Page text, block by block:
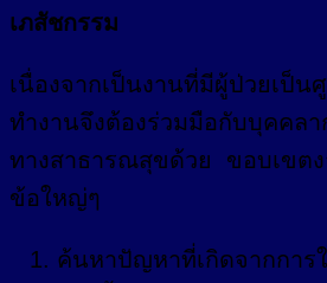
เภสัชกรรม
เนื่องจากเป็นงานที่มีผู้ป่วยเป็น
ทำงานจึงต้องร่วมมือกับบุคคล
ทางสาธารณสุขด้วย ขอบเขตง
ข้อใหญ่ๆ
ค้นหาปัญหาที่เกิดจากการ